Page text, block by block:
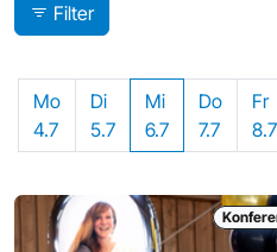
Filter
Mo
4.7
Di
5.7
Mi
6.7
Do
7.7
Fr
8.7